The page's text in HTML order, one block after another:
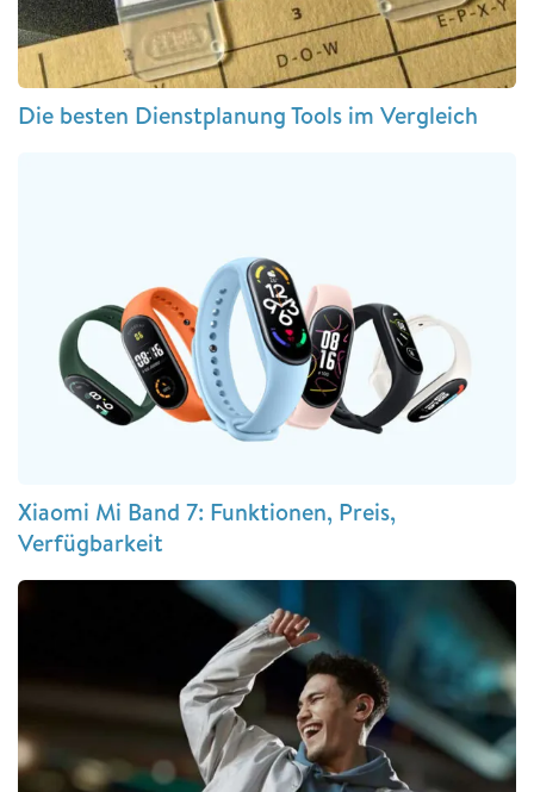
Die besten Dienstplanung Tools im Vergleich
Xiaomi Mi Band 7: Funktionen, Preis,
Verfügbarkeit